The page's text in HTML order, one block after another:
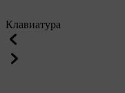
Клавиатура